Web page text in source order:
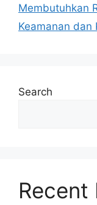
Membutuhkan
Keamanan dan
Search
Recent